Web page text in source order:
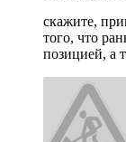
скажите,
того, что
позицией, а